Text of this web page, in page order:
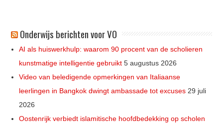
Onderwijs berichten voor VO
AI als huiswerkhulp: waarom 90 procent van de scholieren
kunstmatige intelligentie gebruikt 5 augustus 2026
Video van beledigende opmerkingen van Italiaanse
leerlingen in Bangkok dwingt ambassade tot excuses 29 juli
2026
Oostenrijk verbiedt islamitische hoofdbedekking op scholen